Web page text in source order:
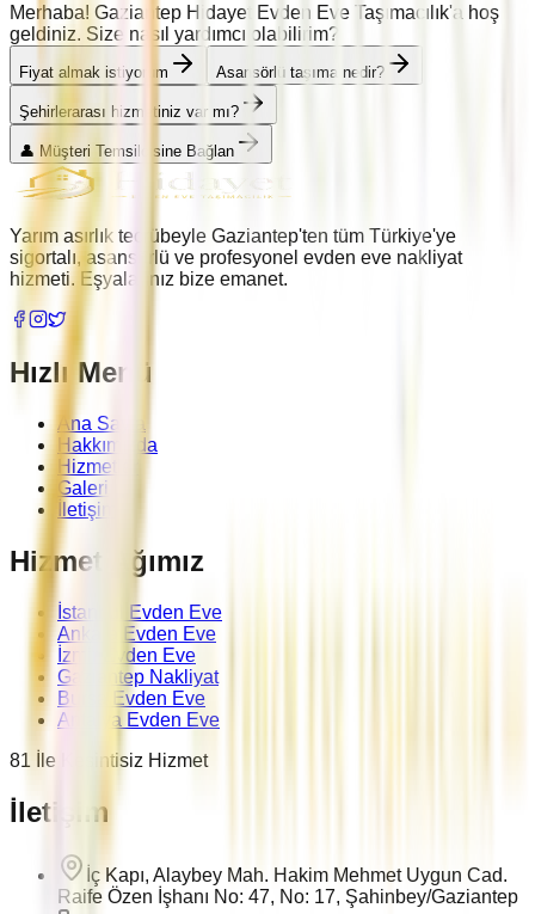
Merhaba! Gaziantep Hidayet Evden Eve Taşımacılık'a hoş
geldiniz. Size nasıl yardımcı olabilirim?
Fiyat almak istiyorum Asansörlü taşıma nedir?
Şehirlerarası hizmetiniz var mı?
👤 Müşteri Temsilcisine Bağlan
Yarım asırlık tecrübeyle Gaziantep'ten tüm Türkiye'ye
sigortalı, asansörlü ve profesyonel evden eve nakliyat
hizmeti. Eşyalarınız bize emanet.
Hızlı Menü
Ana Sayfa
Hakkımızda
Hizmetler
Galeri
İletişim
Hizmet Ağımız
İstanbul Evden Eve
Ankara Evden Eve
İzmir Evden Eve
Gaziantep Nakliyat
Bursa Evden Eve
Antalya Evden Eve
81 İle Kesintisiz Hizmet
İletişim
İç Kapı, Alaybey Mah. Hakim Mehmet Uygun Cad.
Raife Özen İşhanı No: 47, No: 17, Şahinbey/Gaziantep